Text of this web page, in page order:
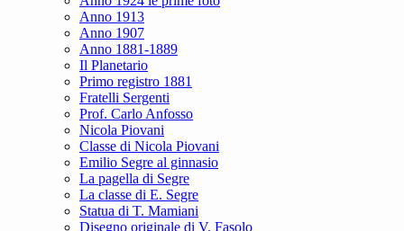
Anno 1913
Anno 1907
Anno 1881-1889
Il Planetario
Primo registro 1881
Fratelli Sergenti
Prof. Carlo Anfosso
Nicola Piovani
Classe di Nicola Piovani
Emilio Segre al ginnasio
La pagella di Segre
La classe di E. Segre
Statua di T. Mamiani
Disegno originale di V. Fasolo